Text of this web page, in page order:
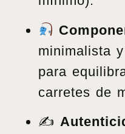
minimalista
para
carretes de
✍️